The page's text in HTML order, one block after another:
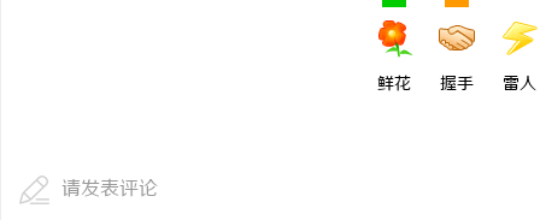
鲜花 握手 雷人
请发表评论